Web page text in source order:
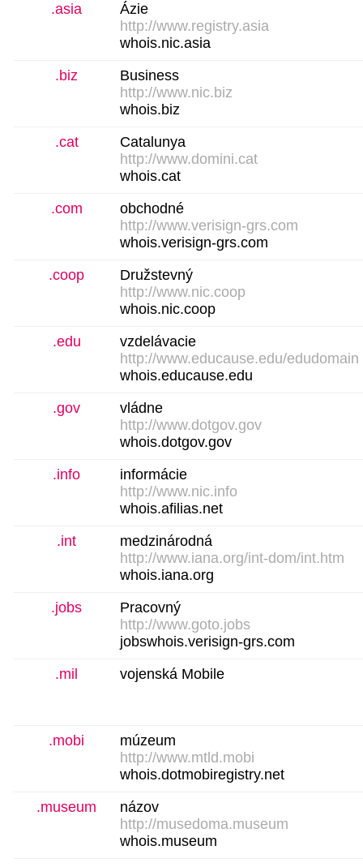
.asia
Ázie
http://www.registry.asia
whois.nic.asia
.biz
Business
http://www.nic.biz
whois.biz
.cat
Catalunya
http://www.domini.cat
whois.cat
.com
obchodné
http://www.verisign-grs.com
whois.verisign-grs.com
.coop
Družstevný
http://www.nic.coop
whois.nic.coop
.edu
vzdelávacie
http://www.educause.edu/edudomain
whois.educause.edu
.gov
vládne
http://www.dotgov.gov
whois.dotgov.gov
.info
informácie
http://www.nic.info
whois.afilias.net
.int
medzinárodná
http://www.iana.org/int-dom/int.htm
whois.iana.org
.jobs
Pracovný
http://www.goto.jobs
jobswhois.verisign-grs.com
.mil
vojenská Mobile
.mobi
múzeum
http://www.mtld.mobi
whois.dotmobiregistry.net
.museum
názov
http://musedoma.museum
whois.museum